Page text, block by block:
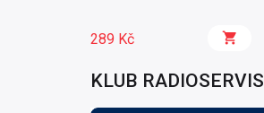
289 Kč
KLUB RADIOSERVIS